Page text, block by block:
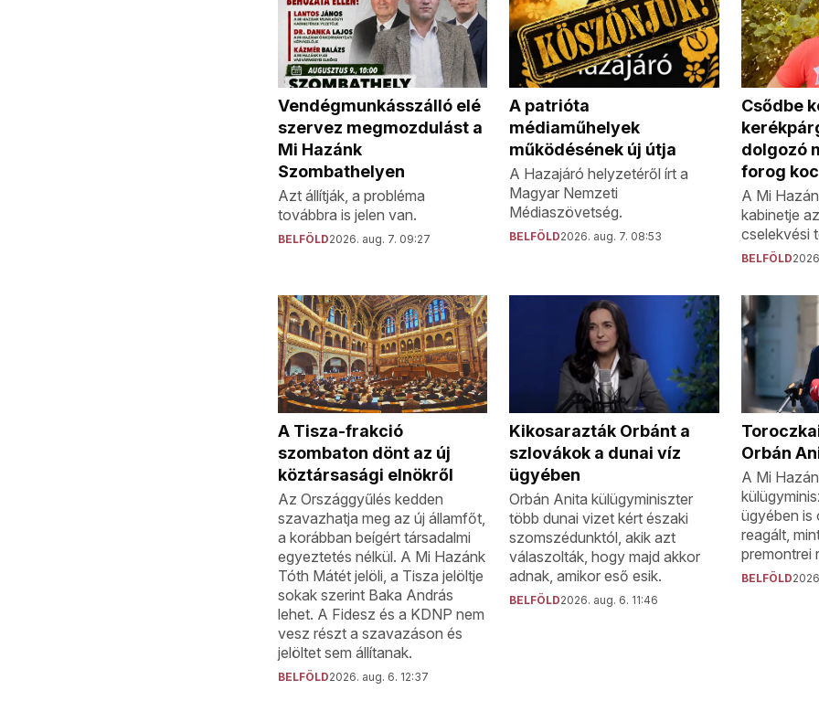
Vendégmunkásszálló elé
szervez megmozdulást a
Mi Hazánk
Szombathelyen
Azt állítják, a probléma
továbbra is jelen van.
BELFÖLD2026. aug. 7. 09:27
A patrióta
médiaműhelyek
működésének új útja
A Hazajáró helyzetéről írt a
Magyar Nemzeti
Médiaszövetség.
BELFÖLD2026. aug. 7. 08:53
Csődbe
dolgozó
forog
A Mi
kabinetje
cselekvési
BELFÖLD
A Tisza-frakció
szombaton dönt az új
köztársasági elnökről
Az Országgyűlés kedden
szavazhatja meg az új államfőt,
a korábban beígért társadalmi
egyeztetés nélkül. A Mi Hazánk
Tóth Mátét jelöli, a Tisza jelöltje
sokak szerint Baka András
lehet. A Fidesz és a KDNP nem
vesz részt a szavazáson és
jelöltet sem állítanak.
BELFÖLD2026. aug. 6. 12:37
Kikosarazták Orbánt a
szlovákok a dunai víz
ügyében
Orbán Anita külügyminiszter
több dunai vizet kért északi
szomszédunktól, akik azt
válaszolták, hogy majd akkor
adnak, amikor eső esik.
BELFÖLD2026. aug. 6. 11:46
Orbán
A Mi
ügyében is
reagált,
premontrei
BELFÖLD